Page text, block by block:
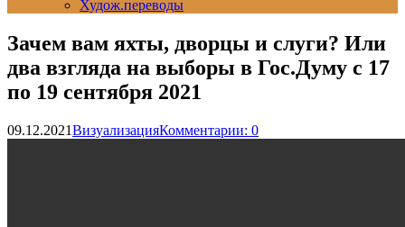
Худож.переводы
Зачем вам яхты, дворцы и слуги? Или
два взгляда на выборы в Гос.Думу с 17
по 19 сентября 2021
09.12.2021ВизуализацияКомментарии: 0